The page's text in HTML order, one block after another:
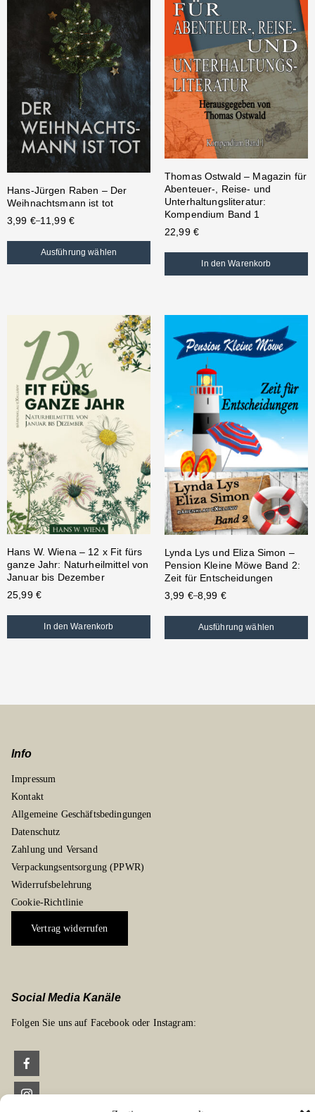
Hans-Jürgen Raben – Der
Weihnachtsmann ist tot
3,99 €–11,99 €
Ausführung wählen
Thomas Ostwald – Magazin für
Abenteuer-, Reise- und
Unterhaltungsliteratur:
Kompendium Band 1
22,99 €
In den Warenkorb
Hans W. Wiena – 12 x Fit fürs
ganze Jahr: Naturheilmittel von
Januar bis Dezember
25,99 €
In den Warenkorb
Lynda Lys und Eliza Simon –
Pension Kleine Möwe Band 2:
Zeit für Entscheidungen
3,99 €–8,99 €
Ausführung wählen
Info
Impressum
Kontakt
Allgemeine Geschäftsbedingungen
Datenschutz
Zahlung und Versand
Verpackungsentsorgung (PPWR)
Widerrufsbelehrung
Cookie-Richtlinie
Vertrag widerrufen
Social Media Kanäle
Folgen Sie uns auf Facebook oder Instagram: